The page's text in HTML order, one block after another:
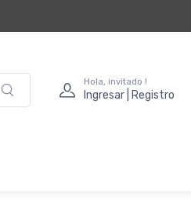
Hola, invitado !
Ingresar | Registro